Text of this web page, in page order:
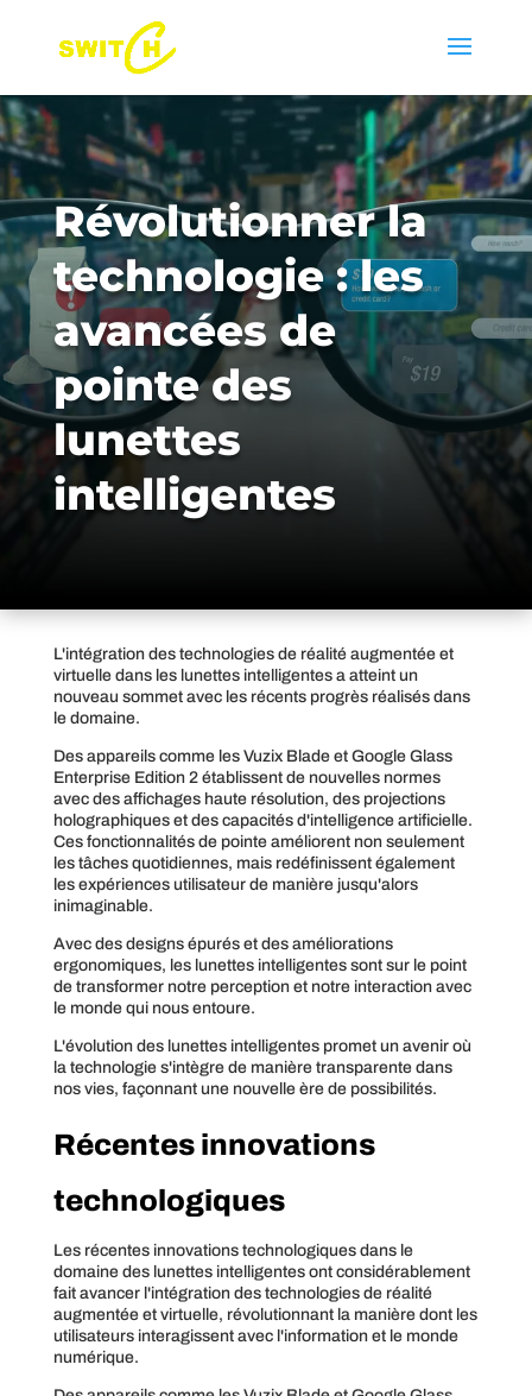
Révolutionner la
technologie : les
avancées de
pointe des
lunettes
intelligentes
L'intégration des technologies de réalité augmentée et
virtuelle dans les lunettes intelligentes a atteint un
nouveau sommet avec les récents progrès réalisés dans
le domaine.
Des appareils comme les Vuzix Blade et Google Glass
Enterprise Edition 2 établissent de nouvelles normes
avec des affichages haute résolution, des projections
holographiques et des capacités d'intelligence artificielle.
Ces fonctionnalités de pointe améliorent non seulement
les tâches quotidiennes, mais redéfinissent également
les expériences utilisateur de manière jusqu'alors
inimaginable.
Avec des designs épurés et des améliorations
ergonomiques, les lunettes intelligentes sont sur le point
de transformer notre perception et notre interaction avec
le monde qui nous entoure.
L'évolution des lunettes intelligentes promet un avenir où
la technologie s'intègre de manière transparente dans
nos vies, façonnant une nouvelle ère de possibilités.
Récentes innovations
technologiques
Les récentes innovations technologiques dans le
domaine des lunettes intelligentes ont considérablement
fait avancer l'intégration des technologies de réalité
augmentée et virtuelle, révolutionnant la manière dont les
utilisateurs interagissent avec l'information et le monde
numérique.